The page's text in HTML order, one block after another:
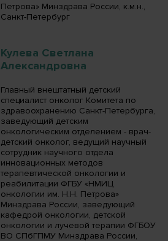
Петрова» Минздрава России, к.м.н.,
Санкт-Петербург
Кулева Светлана
Александровна
Главный внештатный детский
специалист онколог Комитета по
здравоохранению Санкт-Петербурга,
заведующий детским
онкологическим отделением - врач-
детский онколог, ведущий научный
сотрудник научного отдела
инновационных методов
терапевтической онкологии и
реабилитации ФГБУ «НМИЦ
онкологии им. Н.Н. Петрова»
Минздрава России, заведующий
кафедрой онкологии, детской
онкологии и лучевой терапии ФГБОУ
ВО СПбГПМУ Минздрава России,